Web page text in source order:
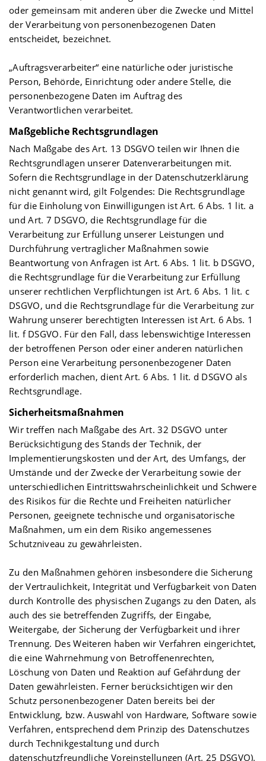
oder gemeinsam mit anderen über die Zwecke und Mittel
der Verarbeitung von personenbezogenen Daten
entscheidet, bezeichnet.
„Auftragsverarbeiter“ eine natürliche oder juristische
Person, Behörde, Einrichtung oder andere Stelle, die
personenbezogene Daten im Auftrag des
Verantwortlichen verarbeitet.
Maßgebliche Rechtsgrundlagen
Nach Maßgabe des Art. 13 DSGVO teilen wir Ihnen die
Rechtsgrundlagen unserer Datenverarbeitungen mit.
Sofern die Rechtsgrundlage in der Datenschutzerklärung
nicht genannt wird, gilt Folgendes: Die Rechtsgrundlage
für die Einholung von Einwilligungen ist Art. 6 Abs. 1 lit. a
und Art. 7 DSGVO, die Rechtsgrundlage für die
Verarbeitung zur Erfüllung unserer Leistungen und
Durchführung vertraglicher Maßnahmen sowie
Beantwortung von Anfragen ist Art. 6 Abs. 1 lit. b DSGVO,
die Rechtsgrundlage für die Verarbeitung zur Erfüllung
unserer rechtlichen Verpflichtungen ist Art. 6 Abs. 1 lit. c
DSGVO, und die Rechtsgrundlage für die Verarbeitung zur
Wahrung unserer berechtigten Interessen ist Art. 6 Abs. 1
lit. f DSGVO. Für den Fall, dass lebenswichtige Interessen
der betroffenen Person oder einer anderen natürlichen
Person eine Verarbeitung personenbezogener Daten
erforderlich machen, dient Art. 6 Abs. 1 lit. d DSGVO als
Rechtsgrundlage.
Sicherheitsmaßnahmen
Wir treffen nach Maßgabe des Art. 32 DSGVO unter
Berücksichtigung des Stands der Technik, der
Implementierungskosten und der Art, des Umfangs, der
Umstände und der Zwecke der Verarbeitung sowie der
unterschiedlichen Eintrittswahrscheinlichkeit und Schwere
des Risikos für die Rechte und Freiheiten natürlicher
Personen, geeignete technische und organisatorische
Maßnahmen, um ein dem Risiko angemessenes
Schutzniveau zu gewährleisten.
Zu den Maßnahmen gehören insbesondere die Sicherung
der Vertraulichkeit, Integrität und Verfügbarkeit von Daten
durch Kontrolle des physischen Zugangs zu den Daten, als
auch des sie betreffenden Zugriffs, der Eingabe,
Weitergabe, der Sicherung der Verfügbarkeit und ihrer
Trennung. Des Weiteren haben wir Verfahren eingerichtet,
die eine Wahrnehmung von Betroffenenrechten,
Löschung von Daten und Reaktion auf Gefährdung der
Daten gewährleisten. Ferner berücksichtigen wir den
Schutz personenbezogener Daten bereits bei der
Entwicklung, bzw. Auswahl von Hardware, Software sowie
Verfahren, entsprechend dem Prinzip des Datenschutzes
durch Technikgestaltung und durch
datenschutzfreundliche Voreinstellungen (Art. 25 DSGVO).